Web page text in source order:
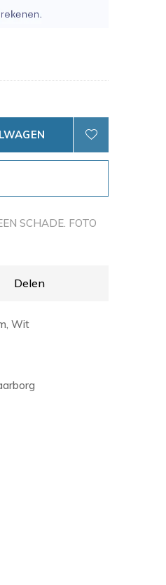
SCHADE. FOTO
Delen
Wit